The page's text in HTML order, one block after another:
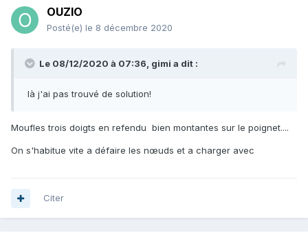
OUZIO
Posté(e) le 8 décembre 2020
Le 08/12/2020 à 07:36, gimi a dit :
là j'ai pas trouvé de solution!
Moufles trois doigts en refendu bien montantes sur le poignet....
On s'habitue vite a défaire les nœuds et a charger avec
Citer